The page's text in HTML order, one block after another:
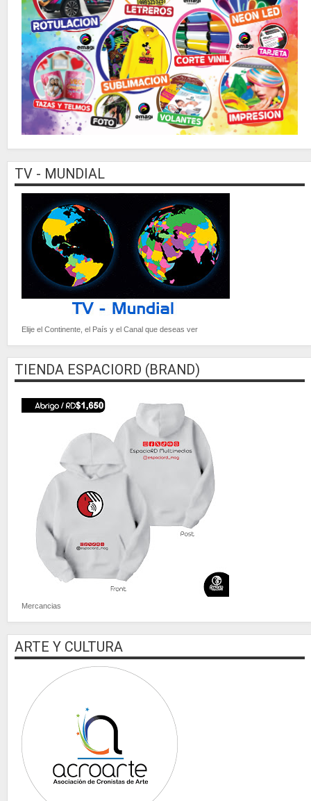
TV - MUNDIAL
Elije el Continente, el País y el Canal que deseas ver
TIENDA ESPACIORD (BRAND)
Mercancias
ARTE Y CULTURA